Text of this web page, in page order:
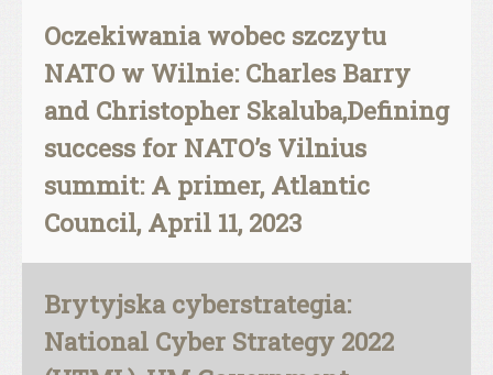
Oczekiwania wobec szczytu
NATO w Wilnie: Charles Barry
and Christopher Skaluba,Defining
success for NATO’s Vilnius
summit: A primer, Atlantic
Council, April 11, 2023
Brytyjska cyberstrategia:
National Cyber Strategy 2022